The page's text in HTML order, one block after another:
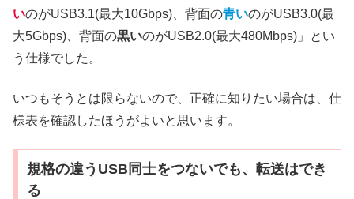
いのがUSB3.1(最大10Gbps)、背面の青いのがUSB3.0(最
大5Gbps)、背面の黒いのがUSB2.0(最大480Mbps)」とい
う仕様でした。
いつもそうとは限らないので、正確に知りたい場合は、仕
様表を確認したほうがよいと思います。
規格の違うUSB同士をつないでも、転送はでき
る